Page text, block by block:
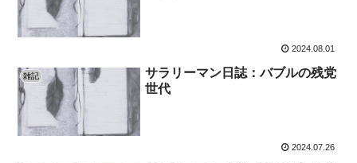
2024.08.01
雑記
サラリーマン日誌：バブルの残党
世代
2024.07.26